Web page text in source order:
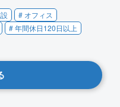
# オフィス
# 年間休日120日以上